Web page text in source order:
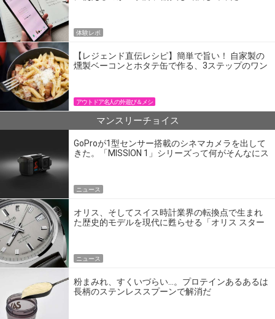
体験レポ
【レジェンド直伝レシピ】簡単で旨い！ 自家製の
燻製ベーコンとホタテ缶で作る、3ステップのワン
アウトドア名人の外遊び＆メシ
マンスリーチョイス
GoProが1型センサー搭載のシネマカメラを出して
きた。「MISSION 1」シリーズって何がそんなにス
ニュース
オリス、そしてスイス時計業界の転換点で生まれ
た歴史的モデルを現代に甦らせる「オリス スター
ニュース
粉まみれ、すくいづらい…。プロテインあるあるは
長柄のステンレススプーンで解消だ